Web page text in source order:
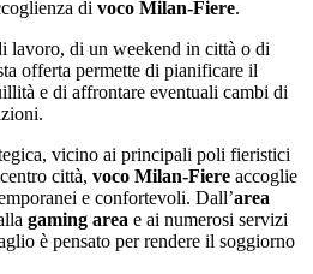
di voco Milan-Fiere.
lavoro, di un weekend in città o di
offerta permette di pianificare il
e di affrontare eventuali cambi di
vicino ai principali poli fieristici
città, voco Milan-Fiere accoglie
e confortevoli. Dall’area
gaming area e ai numerosi servizi
è pensato per rendere il soggiorno